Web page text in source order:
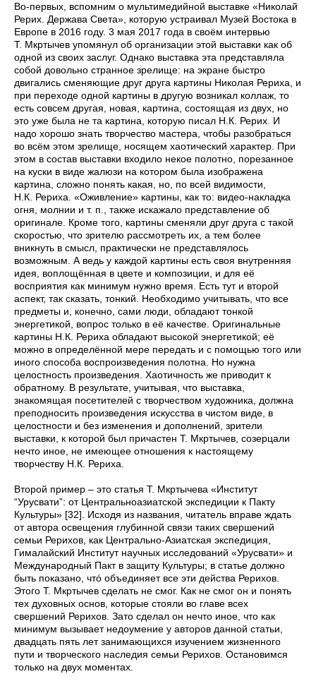
Во-первых, вспомним о мультимедийной выставке «Николай
Рерих. Держава Света», которую устраивал Музей Востока в
Европе в 2016 году. 3 мая 2017 года в своём интервью
Т. Мкртычев упомянул об организации этой выставки как об
одной из своих заслуг. Однако выставка эта представляла
собой довольно странное зрелище: на экране быстро
двигались сменяющие друг друга картины Николая Рериха, и
при переходе одной картины в другую возникал коллаж, то
есть совсем другая, новая, картина, состоящая из двух, но
это уже была не та картина, которую писал Н.К. Рерих. И
надо хорошо знать творчество мастера, чтобы разобраться
во всём этом зрелище, носящем хаотический характер. При
этом в состав выставки входило некое полотно, порезанное
на куски в виде жалюзи на котором была изображена
картина, сложно понять какая, но, по всей видимости,
Н.К. Рериха. «Оживление» картины, как то: видео-накладка
огня, молнии и т. п., также искажало представление об
оригинале. Кроме того, картины сменяли друг друга с такой
скоростью, что зрителю рассмотреть их, а тем более
вникнуть в смысл, практически не представлялось
возможным. А ведь у каждой картины есть своя внутренняя
идея, воплощённая в цвете и композиции, и для её
восприятия как минимум нужно время. Есть тут и второй
аспект, так сказать, тонкий. Необходимо учитывать, что все
предметы и, конечно, сами люди, обладают тонкой
энергетикой, вопрос только в её качестве. Оригинальные
картины Н.К. Рериха обладают высокой энергетикой; её
можно в определённой мере передать и с помощью того или
иного способа воспроизведения полотна. Но нужна
целостность произведения. Хаотичность же приводит к
обратному. В результате, учитывая, что выставка,
знакомящая посетителей с творчеством художника, должна
преподносить произведения искусства в чистом виде, в
целостности и без изменения и дополнений, зрители
выставки, к которой был причастен Т. Мкртычев, созерцали
нечто иное, не имеющее отношения к настоящему
творчеству Н.К. Рериха.
Второй пример – это статья Т. Мкртычева «Институт
“Урусвати”: от Центральноазиатской экспедиции к Пакту
Культуры» [32]. Исходя из названия, читатель вправе ждать
от автора освещения глубинной связи таких свершений
семьи Рерихов, как Центрально-Азиатская экспедиция,
Гималайский Институт научных исследований «Урусвати» и
Международный Пакт в защиту Культуры; в статье должно
быть показано, чтó объединяет все эти действа Рерихов.
Этого Т. Мкртычев сделать не смог. Как не смог он и понять
тех духовных основ, которые стояли во главе всех
свершений Рерихов. Зато сделал он нечто иное, что как
минимум вызывает недоумение у авторов данной статьи,
двадцать пять лет занимающихся изучением жизненного
пути и творческого наследия семьи Рерихов. Остановимся
только на двух моментах.